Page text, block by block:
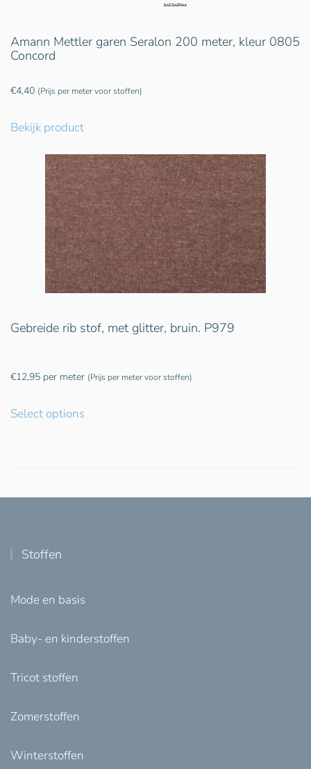
Amann Mettler garen Seralon 200 meter, kleur 0805
Concord
€4,40 (Prijs per meter voor stoffen)
Bekijk product
Gebreide rib stof, met glitter, bruin. P979
€12,95 per meter (Prijs per meter voor stoffen)
Select options
Stoffen
Mode en basis
Baby- en kinderstoffen
Tricot stoffen
Zomerstoffen
Winterstoffen